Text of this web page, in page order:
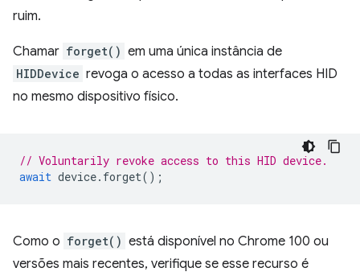
ruim.
Chamar forget() em uma única instância de
HIDDevice revoga o acesso a todas as interfaces HID
no mesmo dispositivo físico.
// Voluntarily revoke access to this HID device.
await device. forget();
Como o forget() está disponível no Chrome 100 ou
versões mais recentes, verifique se esse recurso é